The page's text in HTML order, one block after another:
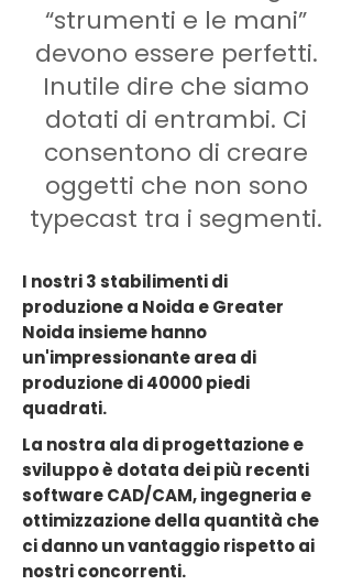
“strumenti e le mani”
devono essere perfetti.
Inutile dire che siamo
dotati di entrambi. Ci
consentono di creare
oggetti che non sono
typecast tra i segmenti.
I nostri 3 stabilimenti di
produzione a Noida e Greater
Noida insieme hanno
un'impressionante area di
produzione di 40000 piedi
quadrati.
La nostra ala di progettazione e
sviluppo è dotata dei più recenti
software CAD/CAM, ingegneria e
ottimizzazione della quantità che
ci danno un vantaggio rispetto ai
nostri concorrenti.